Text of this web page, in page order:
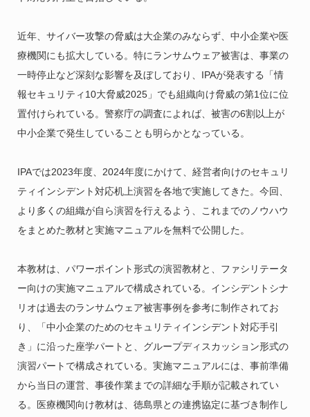
近年、サイバー攻撃の脅威は大企業のみならず、中小企業や医
療機関にも拡大している。特にランサムウェア被害は、事業の
一時停止など深刻な影響を及ぼしており、IPAが発表する「情
報セキュリティ10大脅威2025」でも組織向け脅威の第1位に位
置付けられている。警察庁の調査によれば、被害の6割以上が
中小企業で発生していることも明らかとなっている。
IPAでは2023年度、2024年度にかけて、経営者向けのセキュリ
ティインシデント対応机上演習を各地で実施してきた。今回、
より多くの組織が自ら演習を行えるよう、これまでのノウハウ
をまとめた教材と実施マニュアルを無料で公開した。
本教材は、パワーポイント形式の演習教材と、ファシリテータ
ー向けの実施マニュアルで構成されている。インシデントシナ
リオは過去のランサムウェア被害事例を参考に制作されてお
り、「中小企業のためのセキュリティインシデント対応手引
き」に沿った座学パートと、グループディスカッション形式の
演習パートで構成されている。実施マニュアルには、事前準備
から当日の運営、事後作業までの詳細な手順が記載されてい
る。医療機関向け教材は、徳島県との連携協定に基づき制作し